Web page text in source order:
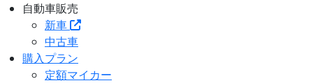
自動車販売
新車
中古車
購入プラン
定額マイカー